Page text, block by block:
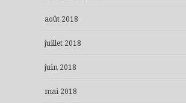
août 2018
juillet 2018
juin 2018
mai 2018